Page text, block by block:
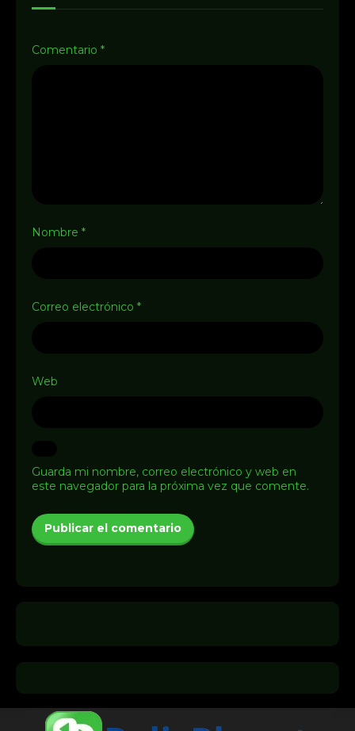
Comentario *
Nombre *
Correo electrónico *
Web
Guarda mi nombre, correo electrónico y web en
este navegador para la próxima vez que comente.